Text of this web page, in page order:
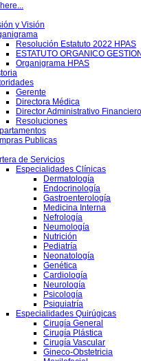
y Visión
Resolución Estatuto 2022 HPAS
ESTATUTO ORGANICO
Organigrama HPAS
Gerente
Directora Médica
Director Administrativo Financiero
Resoluciones
Publicas
de Servicios
Especialidades Clínicas
Dermatología
Endocrinología
Gastroenterología
Medicina Interna
Nefrología
Neumología
Nutrición
Pediatría
Neonatología
Genética
Cardiología
Neurología
Psicología
Psiquiatría
Especialidades Quirúgicas
Cirugía General
Cirugía Plástica
Cirugía Vascular
Gineco-Obstetricia